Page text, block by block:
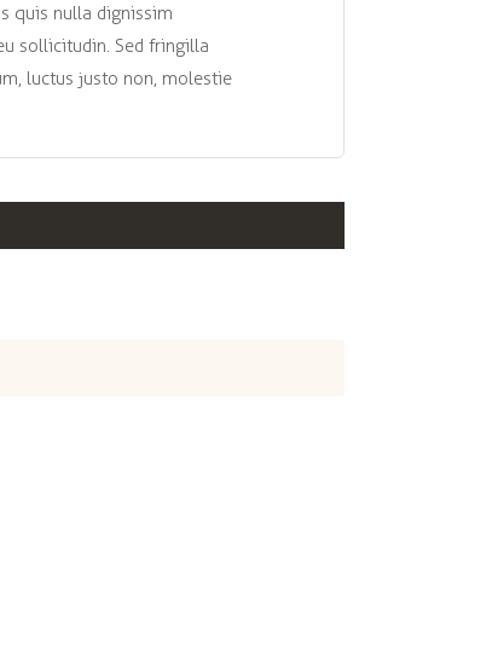
quis nulla dignissim
sollicitudin. Sed fringilla
luctus justo non, molestie